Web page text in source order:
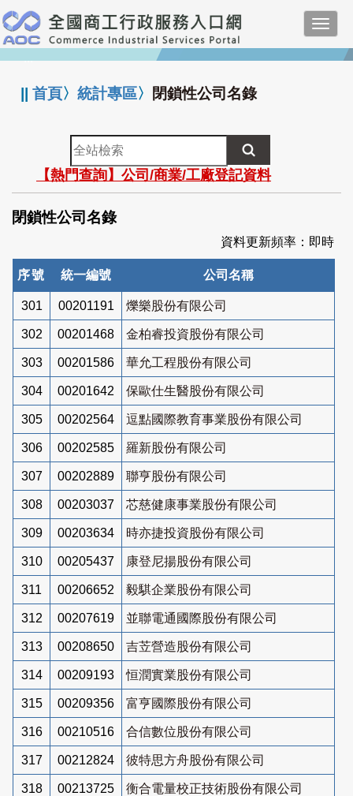
跳
到
主
要
:::
||首頁〉統計專區〉 閉鎖性公司名錄
全
站
檢
索
【熱門查詢】公司/商業/工廠登記資料
閉鎖性公司名錄
資料更新頻率：即時
序號 統一編號 公司名稱
301 00201191 爍樂股份有限公司
302 00201468 金柏睿投資股份有限公司
303 00201586 華允工程股份有限公司
304 00201642 保歐仕生醫股份有限公司
305 00202564 逗點國際教育事業股份有限公司
306 00202585 羅新股份有限公司
307 00202889 聯亨股份有限公司
308 00203037 芯慈健康事業股份有限公司
309 00203634 時亦捷投資股份有限公司
310 00205437 康登尼揚股份有限公司
311 00206652 毅騏企業股份有限公司
312 00207619 並聯電通國際股份有限公司
313 00208650 吉苙營造股份有限公司
314 00209193 恒潤實業股份有限公司
315 00209356 富亨國際股份有限公司
316 00210516 合信數位股份有限公司
317 00212824 彼特思方舟股份有限公司
318 00213725 衡合電量校正技術股份有限公司